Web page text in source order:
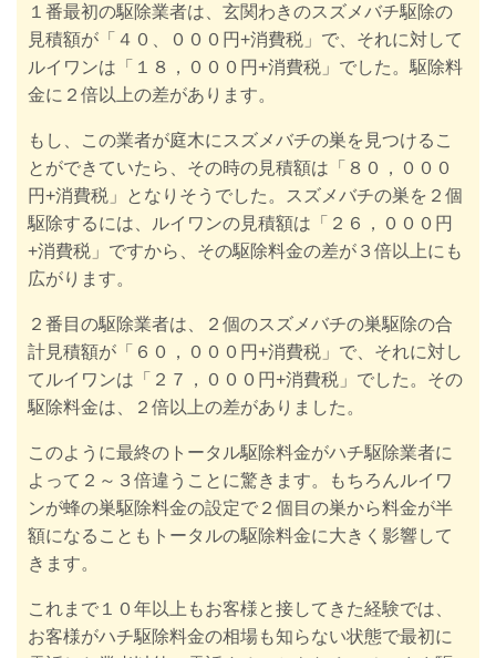
１番最初の駆除業者は、玄関わきのスズメバチ駆除の
見積額が「４０、０００円+消費税」で、それに対して
ルイワンは「１８，０００円+消費税」でした。 駆除料
金に２倍以上の差があります。
もし
、この業者が庭木にスズメバチの巣を見つけるこ
とができていたら、その時の見積額は「８０，０００
円+消費税」となりそうでした。
スズメバチの巣を２個
駆除するには、
ルイワンの見積額は「２６，０００円
+消費税」ですから、その駆除料金の差が３倍以上にも
広がります。
２番目の駆除業者は、２個のスズメバチの巣駆除の合
計見積額が「６０，０００円+消費税」で、それに対し
てルイワンは「２７，０００円+消費税」でした。その
駆除料金は、２倍以上の差がありました。
このように最終のトータル駆除料金がハチ駆除業者に
よって２～３倍違うことに驚きます。もちろんルイワ
ンが蜂の巣駆除料金の設定で２個目の巣から料金が半
額になることもトータルの駆除料金に大きく影響して
きます。
これまで１０年以上もお客様と接してきた経験では、
お客様がハチ駆除料金の相場も知らない状態で最初に